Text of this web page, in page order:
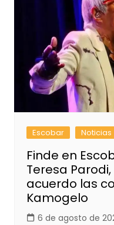
Escobar Noticias
Finde en
Teresa
acuerdo las
Kamogelo
6 de agosto de